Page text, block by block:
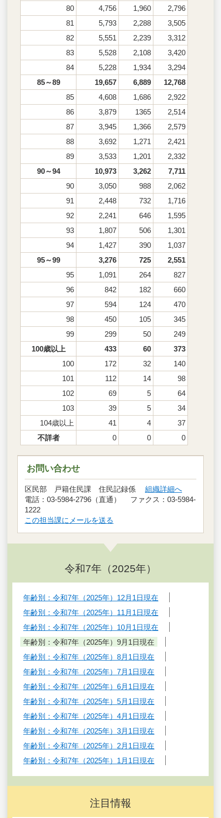
80 4,756 1,960
2,796
81
5,793 2,288
3,505
82
5,551 2,239
3,312
83
5,528 2,108
3,420
84
5,228 1,934
3,294
85～89
19,657 6,889
12,768
85
4,608 1,686
2,922
86
3,879 1365
2,514
87
3,945 1,366
2,579
88
3,692 1,271
2,421
89
3,533 1,201
2,332
90～94
10,973 3,262
7,711
90
3,050 988
2,062
91
2,448 732
1,716
92
2,241 646
1,595
93
1,807 506
1,301
94
1,427 390
1,037
95～99
3,276 725
2,551
95
1,091 264
827
96
842 182
660
97
594 124
470
98
450 105
345
99
299 50
249
100歳以上
433 60
373
100
172 32
140
101
112 14
98
102
69 5
64
103
39 5
34
104歳以上
41 4
37
不詳者
0 0 0
お問い合わせ
区民部 戸籍住民課 住民記録係 組織詳細へ
電話：03-5984-2796（直通） ファクス：03-5984-
1222
この担当課にメールを送る
令和7年（2025年）
年齢別：令和7年（2025年）12月1日現在
年齢別：令和7年（2025年）11月1日現在
年齢別：令和7年（2025年）10月1日現在
年齢別：令和7年（2025年）9月1日現在
年齢別：令和7年（2025年）8月1日現在
年齢別：令和7年（2025年）7月1日現在
年齢別：令和7年（2025年）6月1日現在
年齢別：令和7年（2025年）5月1日現在
年齢別：令和7年（2025年）4月1日現在
年齢別：令和7年（2025年）3月1日現在
年齢別：令和7年（2025年）2月1日現在
年齢別：令和7年（2025年）1月1日現在
注目情報